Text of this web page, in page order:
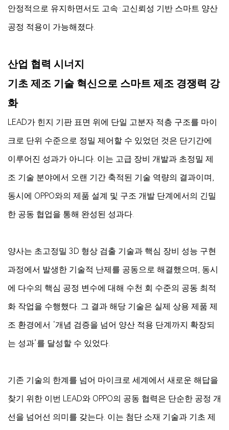
안정적으로 유지하면서도 고속·고신뢰성 기반 스마트 양산
공정 적용이 가능해졌다.
산업 협력 시너지
기초 제조 기술 혁신으로 스마트 제조 경쟁력 강
화
LEAD가 힌지 기판 표면 위에 단일 고분자 적층 구조를 마이
크로 단위 수준으로 정밀 제어할 수 있었던 것은 단기간에
이루어진 성과가 아니다. 이는 고급 장비 개발과 초정밀 제
조 기술 분야에서 오랜 기간 축적된 기술 역량의 결과이며,
동시에 OPPO와의 제품 설계 및 구조 개발 단계에서의 긴밀
한 공동 협업을 통해 완성된 성과다.
양사는 초고정밀 3D 형상 검출 기술과 핵심 장비 성능 구현
과정에서 발생한 기술적 난제를 공동으로 해결했으며, 동시
에 다수의 핵심 공정 변수에 대해 수천 회 수준의 공동 최적
화 작업을 수행했다. 그 결과 해당 기술은 실제 상용 제품 제
조 환경에서 ‘개념 검증을 넘어 양산 적용 단계까지 확장되
는 성과’를 달성할 수 있었다.
기존 기술의 한계를 넘어 마이크로 세계에서 새로운 해답을
찾기 위한 이번 LEAD와 OPPO의 공동 협력은 단순한 공정 개
선을 넘어선 의미를 갖는다. 이는 첨단 소재 기술과 기초 제